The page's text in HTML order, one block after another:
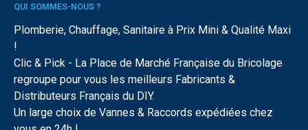
QUI SOMMES-NOUS ?
Plomberie, Chauffage, Sanitaire à Prix Mini & Qualité Maxi
!
Clic & Pick - La Place de Marché Française du Bricolage
regroupe pour vous les meilleurs Fabricants &
Distributeurs Français du DIY.
Un large choix de Vannes & Raccords expédiées chez